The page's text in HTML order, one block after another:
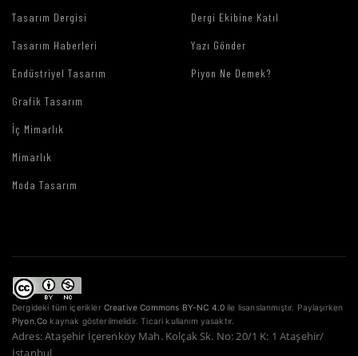
Tasarım Dergisi
Tasarım Haberleri
Endüstriyel Tasarım
Grafik Tasarım
İç Mimarlık
Mimarlık
Moda Tasarım
Dergi Ekibine Katıl
Yazı Gönder
Piyon Ne Demek?
Dergideki tüm içerikler Creative Commons BY-NC 4.0 ile lisanslanmıştır. Paylaşırken
Piyon.Co kaynak gösterilmelidir. Ticari kullanım yasaktır.
Adres: Ataşehir İçerenköy Mah. Kolçak Sk. No: 20/1 K: 1 Ataşehir/
İstanbul